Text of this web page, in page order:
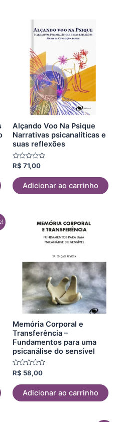
Alçando Voo Na Psique
Narrativas psicanalíticas e
suas reflexões
Avaliação
de
5
R$ 71,00
Adicionar ao carrinho
Memória Corporal e
Transferência –
Fundamentos para uma
psicanálise do sensível
Avaliação
0
de
5
R$ 58,00
Adicionar ao carrinho